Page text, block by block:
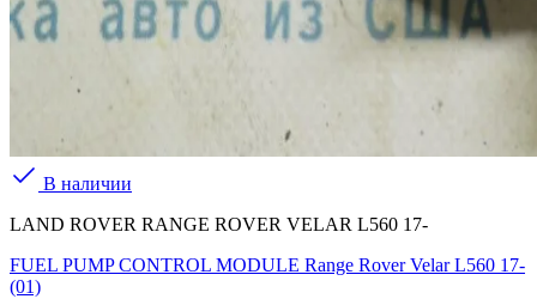
В наличии
LAND ROVER RANGE ROVER VELAR L560 17-
FUEL PUMP CONTROL MODULE Range Rover Velar L560 17-
(01)